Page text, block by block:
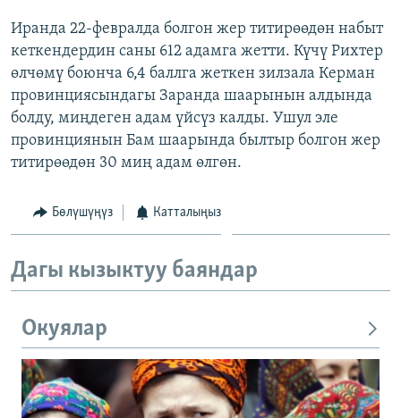
ДАНИСТЕ
ЭЖЕ-СИҢДИЛЕР
АЗАТТЫК+
ЫҢГАЙСЫЗ СУРООЛОР
ОНЛАЙН ШЕРИНЕ
Иранда 22-февралда болгон жер титирөөдөн набыт
кеткендердин саны 612 адамга жетти. Күчү Рихтер
өлчөмү боюнча 6,4 баллга жеткен зилзала Керман
провинциясындагы Заранда шаарынын алдында
болду, миңдеген адам үйсүз калды. Ушул эле
провинциянын Бам шаарында былтыр болгон жер
титирөөдөн 30 миң адам өлгөн.
Бөлүшүңүз Катталыңыз
Дагы кызыктуу баяндар
Окуялар